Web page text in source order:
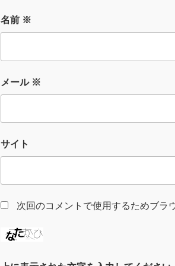
名前 ※
メール ※
サイト
次回のコメントで使用するためブラ